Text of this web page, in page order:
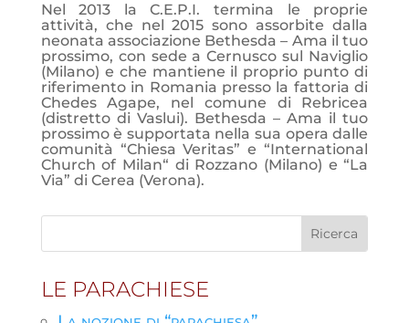
Nel 2013 la C.E.P.I. termina le proprie
attività, che nel 2015 sono assorbite dalla
neonata associazione Bethesda – Ama il tuo
prossimo, con sede a Cernusco sul Naviglio
(Milano) e che mantiene il proprio punto di
riferimento in Romania presso la fattoria di
Chedes Agape, nel comune di Rebricea
(distretto di Vaslui). Bethesda – Ama il tuo
prossimo è supportata nella sua opera dalle
comunità “Chiesa Veritas” e “International
Church of Milan“ di Rozzano (Milano) e “La
Via” di Cerea (Verona).
LE PARACHIESE